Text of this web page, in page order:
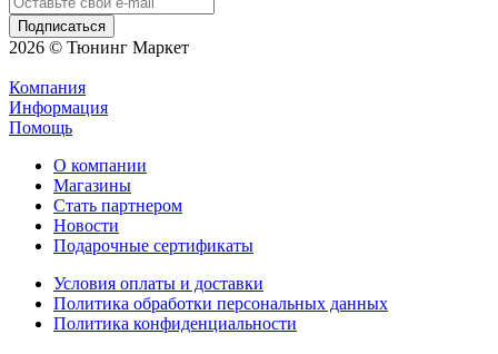
2026 © Тюнинг Маркет
Компания
Информация
Помощь
О компании
Магазины
Стать партнером
Новости
Подарочные сертификаты
Условия оплаты и доставки
Политика обработки персональных данных
Политика конфиденциальности